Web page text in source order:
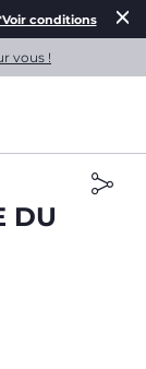
conditions
vous !
more options
DU